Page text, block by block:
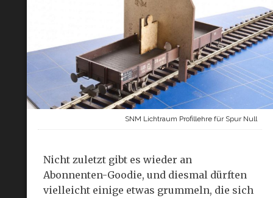
SNM Lichtraum Profillehre für Spur Null
Nicht zuletzt gibt es wieder an
Abonnenten-Goodie, und diesmal dürften
vielleicht einige etwas grummeln, die sich